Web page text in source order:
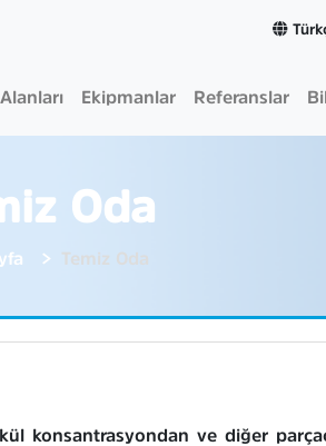
Ekipmanlar Referanslar
Oda
Temiz Oda
konsantrasyondan ve diğer